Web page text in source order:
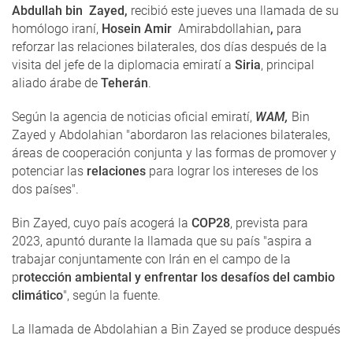
Abdullah bin Zayed, recibió este jueves una llamada de su
homólogo iraní, Hosein Amir Amirabdollahian, para
reforzar las relaciones bilaterales, dos días después de la
visita del jefe de la diplomacia emiratí a Siria, principal
aliado árabe de Teherán.
Según la agencia de noticias oficial emiratí, WAM, Bin
Zayed y Abdolahian "abordaron las relaciones bilaterales,
áreas de cooperación conjunta y las formas de promover y
potenciar las relaciones para lograr los intereses de los
dos países".
Bin Zayed, cuyo país acogerá la COP28, prevista para
2023, apuntó durante la llamada que su país "aspira a
trabajar conjuntamente con Irán en el campo de la
protección ambiental y enfrentar los desafíos del cambio
climático", según la fuente.
La llamada de Abdolahian a Bin Zayed se produce después